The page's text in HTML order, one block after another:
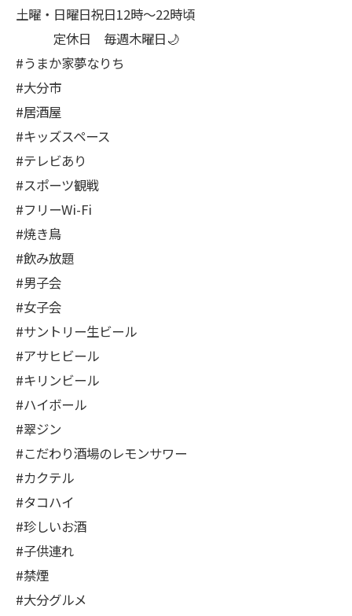
土曜・日曜日祝日12時〜22時頃
定休日 毎週木曜日🌙
#うまか家夢なりち
#大分市
#居酒屋
#キッズスペース
#テレビあり
#スポーツ観戦
#フリーWi-Fi
#焼き鳥
#飲み放題
#男子会
#女子会
#サントリー生ビール
#アサヒビール
#キリンビール
#ハイボール
#翠ジン
#こだわり酒場のレモンサワー
#カクテル
#タコハイ
#珍しいお酒
#子供連れ
#禁煙
#大分グルメ